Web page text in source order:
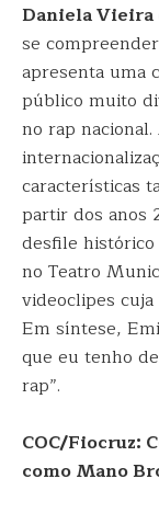
Daniela Vieira
se
apresenta uma
público muito
no rap
características
partir dos anos
desfile histórico
no Teatro
videoclipes
Em síntese,
que eu tenho
rap”.
COC/Fiocruz:
como Mano